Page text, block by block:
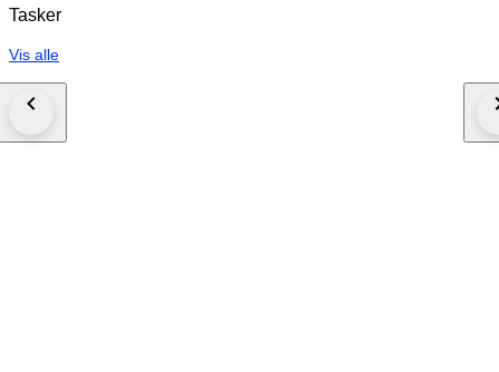
Tasker
Vis alle